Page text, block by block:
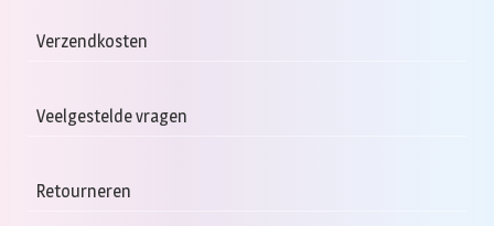
Verzendkosten
Veelgestelde vragen
Retourneren